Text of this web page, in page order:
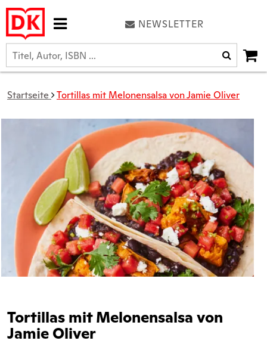
NEWSLETTER
Startseite Tortillas mit Melonensalsa von Jamie Oliver
Tortillas mit Melonensalsa von
Jamie Oliver